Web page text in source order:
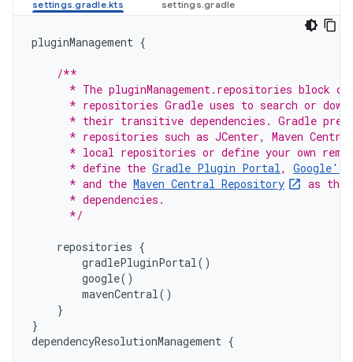
pluginManagement {
/**
* The pluginManagement.repositories block
* repositories Gradle uses to search or
* their transitive dependencies. Gradle
* repositories such as JCenter, Maven
* local repositories or define your own
      * define the
Gradle Plugin Portal, Google's
      * and the
Maven Central Repository
as the
      * dependencies.
      */
repositories {
gradlePluginPortal()
google()
mavenCentral()
}
}
dependencyResolutionManagement {